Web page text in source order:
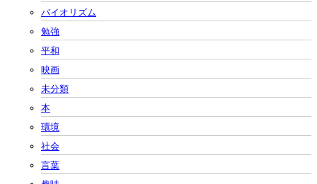
バイオリズム
勉強
平和
映画
未分類
本
環境
社会
言葉